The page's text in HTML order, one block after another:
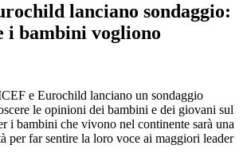
lanciano sondaggio:
i bambini vogliono
e Eurochild lanciano un sondaggio
le opinioni dei bambini e dei giovani sul
i bambini che vivono nel continente sarà una
per far sentire la loro voce ai maggiori leader